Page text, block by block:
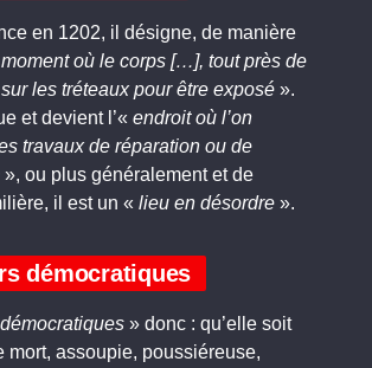
en 1202, il désigne, de manière
moment où le corps […], tout près de
les tréteaux pour être exposé ».
et devient l’« endroit où l’on
travaux de réparation ou de
», ou plus généralement et de
il est un « lieu en désordre ».
démocratiques
» donc : qu’elle soit
mort, assoupie, poussiéreuse,